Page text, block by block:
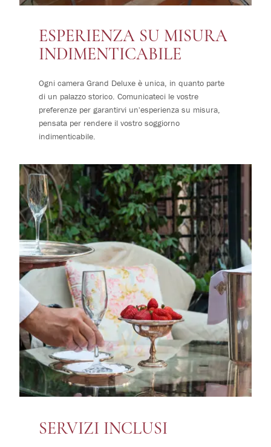
ESPERIENZA SU MISURA
INDIMENTICABILE
Ogni camera Grand Deluxe è unica, in quanto parte
di un palazzo storico. Comunicateci le vostre
preferenze per garantirvi un'esperienza su misura,
pensata per rendere il vostro soggiorno
indimenticabile.
SERVIZI INCLUSI